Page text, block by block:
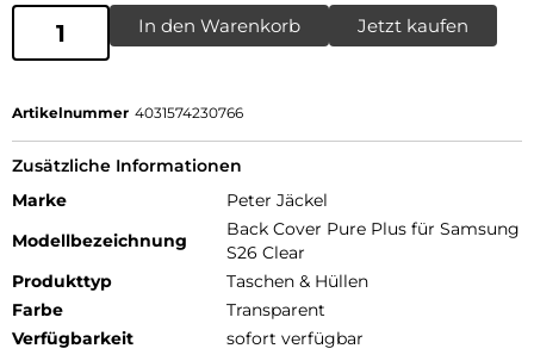
In den Warenkorb Jetzt kaufen
Artikelnummer 4031574230766
Zusätzliche Informationen
Marke
Peter Jäckel
Modellbezeichnung
Back Cover Pure Plus für Samsung
S26 Clear
Produkttyp
Taschen & Hüllen
Farbe
Transparent
Verfügbarkeit
sofort verfügbar